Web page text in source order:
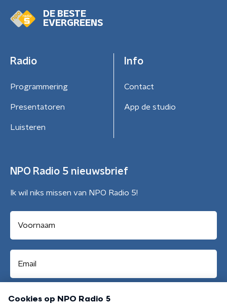
DE BESTE
EVERGREENS
Radio
Programmering
Presentatoren
Luisteren
Info
Contact
App de studio
NPO Radio 5 nieuwsbrief
Ik wil niks missen van NPO Radio 5!
Aanmelden